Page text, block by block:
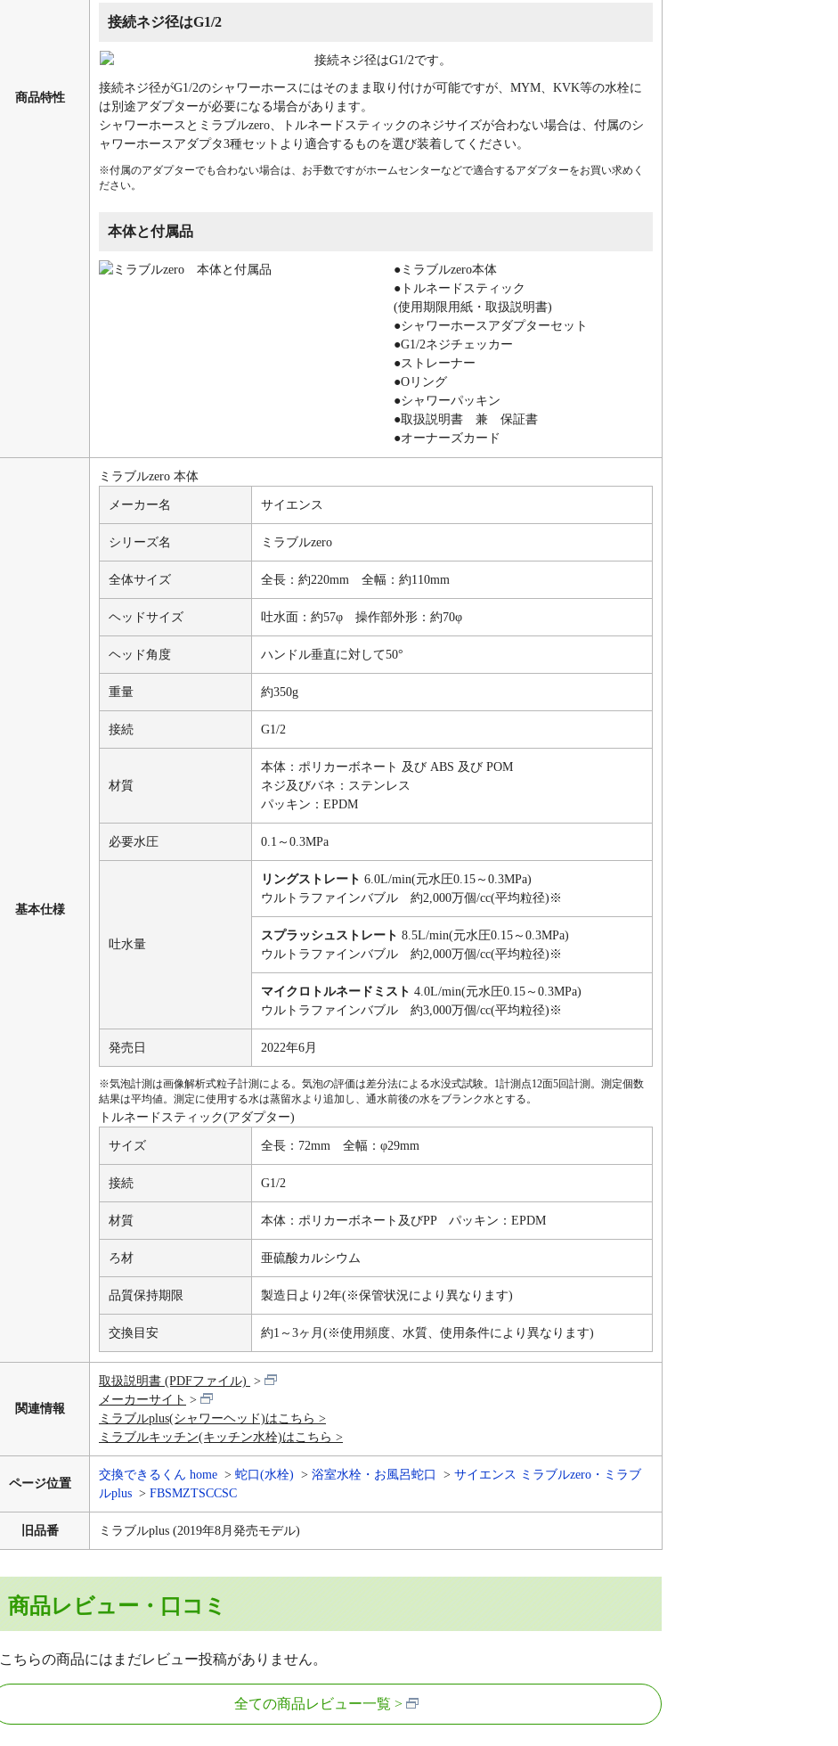
商品特性
接続ネジ径はG1/2
接続ネジ径がG1/2のシャワーホースにはそのまま取り付けが可能ですが、MYM、KVK等の水栓に
は別途アダプターが必要になる場合があります。
シャワーホースとミラブルzero、トルネードスティックのネジサイズが合わない場合は、付属のシ
ャワーホースアダプタ3種セットより適合するものを選び装着してください。
※付属のアダプターでも合わない場合は、お手数ですがホームセンターなどで適合するアダプターをお買い求めく
ださい。
本体と付属品
●ミラブルzero本体
●トルネードスティック
(使用期限用紙・取扱説明書)
●シャワーホースアダプターセット
●G1/2ネジチェッカー
●ストレーナー
●Oリング
●シャワーパッキン
●取扱説明書 兼 保証書
●オーナーズカード
基本仕様
ミラブルzero 本体
メーカー名 サイエンス
シリーズ名 ミラブルzero
全体サイズ 全長：約220mm 全幅：約110mm
ヘッドサイズ 吐水面：約57φ 操作部外形：約70φ
ヘッド角度 ハンドル垂直に対して50°
重量 約350g
接続 G1/2
材質
本体：ポリカーボネート 及び ABS 及び POM
ネジ及びバネ：ステンレス
パッキン：EPDM
必要水圧 0.1～0.3MPa
吐水量
リングストレート 6.0L/min(元水圧0.15～0.3MPa)
ウルトラファインバブル 約2,000万個/cc(平均粒径)※
スプラッシュストレート 8.5L/min(元水圧0.15～0.3MPa)
ウルトラファインバブル 約2,000万個/cc(平均粒径)※
マイクロトルネードミスト 4.0L/min(元水圧0.15～0.3MPa)
ウルトラファインバブル 約3,000万個/cc(平均粒径)※
発売日 2022年6月
※気泡計測は画像解析式粒子計測による。気泡の評価は差分法による水没式試験。1計測点12面5回計測。測定個数
結果は平均値。測定に使用する水は蒸留水より追加し、通水前後の水をブランク水とする。
トルネードスティック(アダプター)
サイズ 全長：72mm 全幅：φ29mm
接続 G1/2
材質 本体：ポリカーボネート及びPP パッキン：EPDM
ろ材 亜硫酸カルシウム
品質保持期限 製造日より2年(※保管状況により異なります)
交換目安 約1～3ヶ月(※使用頻度、水質、使用条件により異なります)
関連情報
取扱説明書 (PDFファイル)
メーカーサイト
ミラブルplus(シャワーヘッド)はこちら
ミラブルキッチン(キッチン水栓)はこちら
ページ位置
交換できるくん home 蛇口(水栓) 浴室水栓・お風呂蛇口
サイエンス ミラブルzero・ミラブ
ルplus
FBSMZTSCCSC
旧品番 ミラブルplus (2019年8月発売モデル)
商品レビュー・口コミ
こちらの商品にはまだレビュー投稿がありません。
全ての商品レビュー一覧